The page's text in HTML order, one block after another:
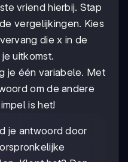
vriend hierbij. Stap
vergelijkingen. Kies
die x in de
uitkomst.
je één variabele. Met
om de andere
is het!
je antwoord door